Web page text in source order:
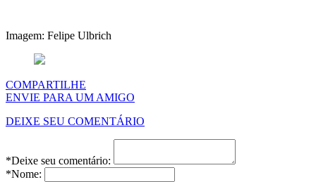
Imagem: Felipe Ulbrich
COMPARTILHE
ENVIE PARA UM AMIGO
DEIXE SEU COMENTÁRIO
*Deixe seu comentário:
*Nome: